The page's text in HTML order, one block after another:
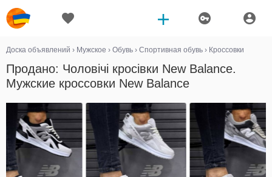
Доска объявлений › Мужское › Обувь › Спортивная обувь › Кроссовки
Продано: Чоловічі кросівки New Balance.
Мужские кроссовки New Balance